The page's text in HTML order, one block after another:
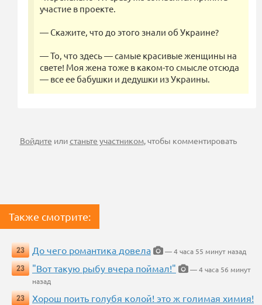
участие в проекте.
— Скажите, что до этого знали об Украине?
— То, что здесь — самые красивые женщины на
свете! Моя жена тоже в каком-то смысле отсюда
— все ее бабушки и дедушки из Украины.
Войдите илистаньте участником, чтобы комментировать
Также смотрите:
23 До чего романтика довела
— 4 часа 55 минут назад
23
"Вот такую рыбу вчера поймал!"
— 4 часа 56 минут
назад
23
Хорош поить голубя колой! это ж голимая химия!